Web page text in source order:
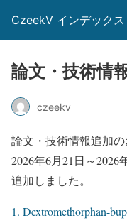
CzeekV インデックス
論文・技術情
czeekv
論文・技術情報追加
2026年6月21日～
追加しました。
1. Dextromethorphan-